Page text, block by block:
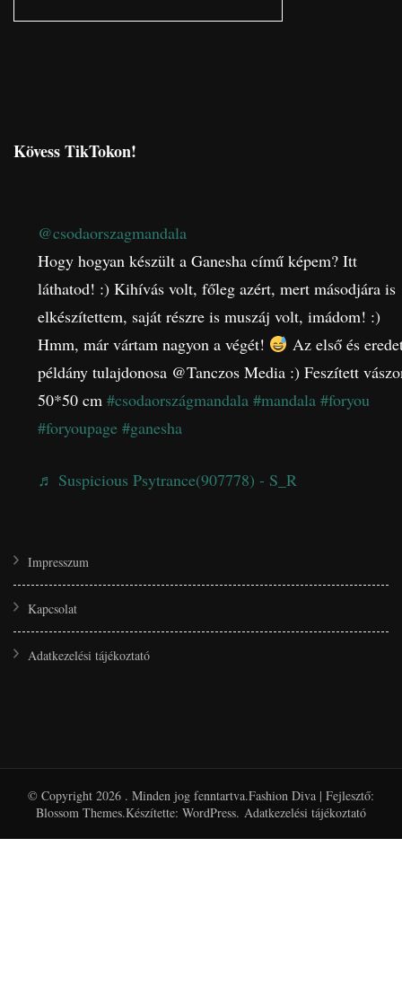
Kövess TikTokon!
@csodaorszagmandala
Hogy hogyan készült a Ganesha című képem? Itt
láthatod! :) Kihívás volt, főleg azért, mert másodjára is
elkészítettem, saját részre is muszáj volt, imádom! :)
Hmm, már vártam nagyon a végét!
Az első és
példány tulajdonosa @Tanczos Media :) Feszített
50*50 cm #csodaországmandala #mandala #foryou
#foryoupage #ganesha
♬ Suspicious Psytrance(907778) - S_R
Impresszum
Kapcsolat
Adatkezelési tájékoztató
© Copyright 2026 . Minden jog fenntartva.Fashion Diva | Fejlesztő:
Blossom Themes.Készítette: WordPress. Adatkezelési tájékoztató